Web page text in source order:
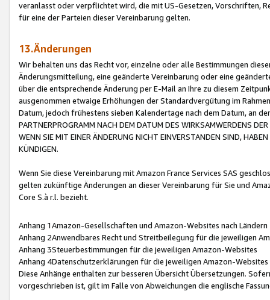
veranlasst oder verpflichtet wird, die mit US-Gesetzen, Vorschriften,
für eine der Parteien dieser Vereinbarung gelten.
13.Änderungen
Wir behalten uns das Recht vor, einzelne oder alle Bestimmungen
Änderungsmitteilung, eine geänderte Vereinbarung oder eine
über die entsprechende Änderung per E-Mail an Ihre zu diesem
ausgenommen etwaige Erhöhungen der Standardvergütung im
Datum, jedoch frühestens sieben Kalendertage nach dem Datum, an
PARTNERPROGRAMM NACH DEM DATUM DES WIRKSAMWERDENS
WENN SIE MIT EINER ÄNDERUNG NICHT EINVERSTANDEN SIND,
KÜNDIGEN.
Wenn Sie diese Vereinbarung mit Amazon France Services SAS
gelten zukünftige Änderungen an dieser Vereinbarung für Sie und
Core S.à r.l. bezieht.
Anhang 1Amazon-Gesellschaften und Amazon-Websites nach Ländern
Anhang 2Anwendbares Recht und Streitbeilegung für die jeweiligen
Anhang 3Steuerbestimmungen für die jeweiligen Amazon-Websites
Anhang 4Datenschutzerklärungen für die jeweiligen Amazon-Websites
Diese Anhänge enthalten zur besseren Übersicht Übersetzungen.
vorgeschrieben ist, gilt im Falle von Abweichungen die englische